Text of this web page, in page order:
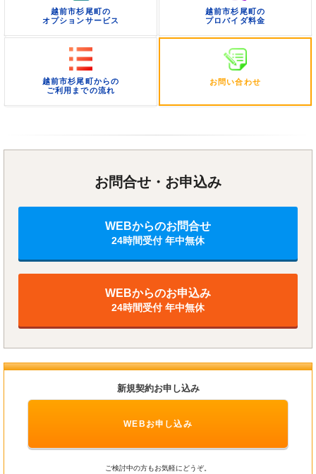
越前市杉尾町の
オプションサービス
越前市杉尾町の
プロバイダ料金
越前市杉尾町からの
ご利用までの流れ
お問い合わせ
お問合せ・お申込み
WEBからのお問合せ
24時間受付 年中無休
WEBからのお申込み
24時間受付 年中無休
新規契約お申し込み
WEBお申し込み
ご検討中の方もお気軽にどうぞ。